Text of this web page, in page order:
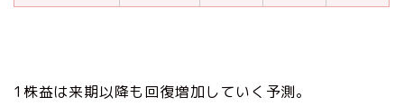
1株益は来期以降も回復増加していく予測。